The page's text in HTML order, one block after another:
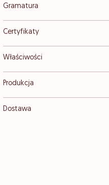
Gramatura
Certyfikaty
Właściwości
Produkcja
Dostawa